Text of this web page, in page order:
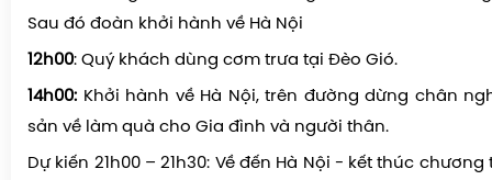
✓ Thăm làng Rèn Phúc Sen với nghề làm dao nổi
Sau đó đoàn khởi hành về Hà Nội
12h00: Quý khách dùng cơm trưa tại Đèo Gió.
14h00: Khởi hành về Hà Nội, trên đường dừng chân
sản về làm quà cho Gia đình và người thân.